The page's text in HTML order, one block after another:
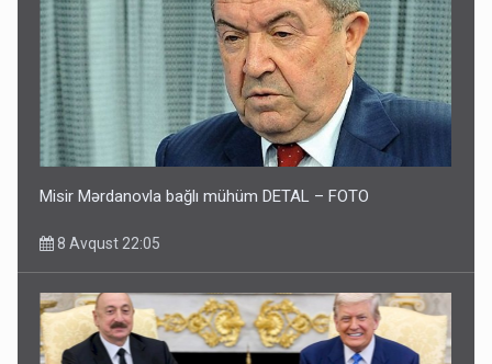
Misir Mərdanovla bağlı mühüm DETAL – FOTO
8 Avqust 22:05